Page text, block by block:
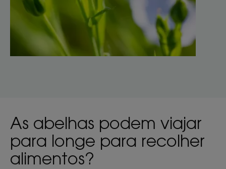
As abelhas podem viajar
para longe para recolher
alimentos?